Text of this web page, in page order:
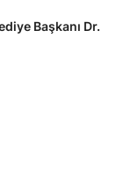
Başkanı Dr.